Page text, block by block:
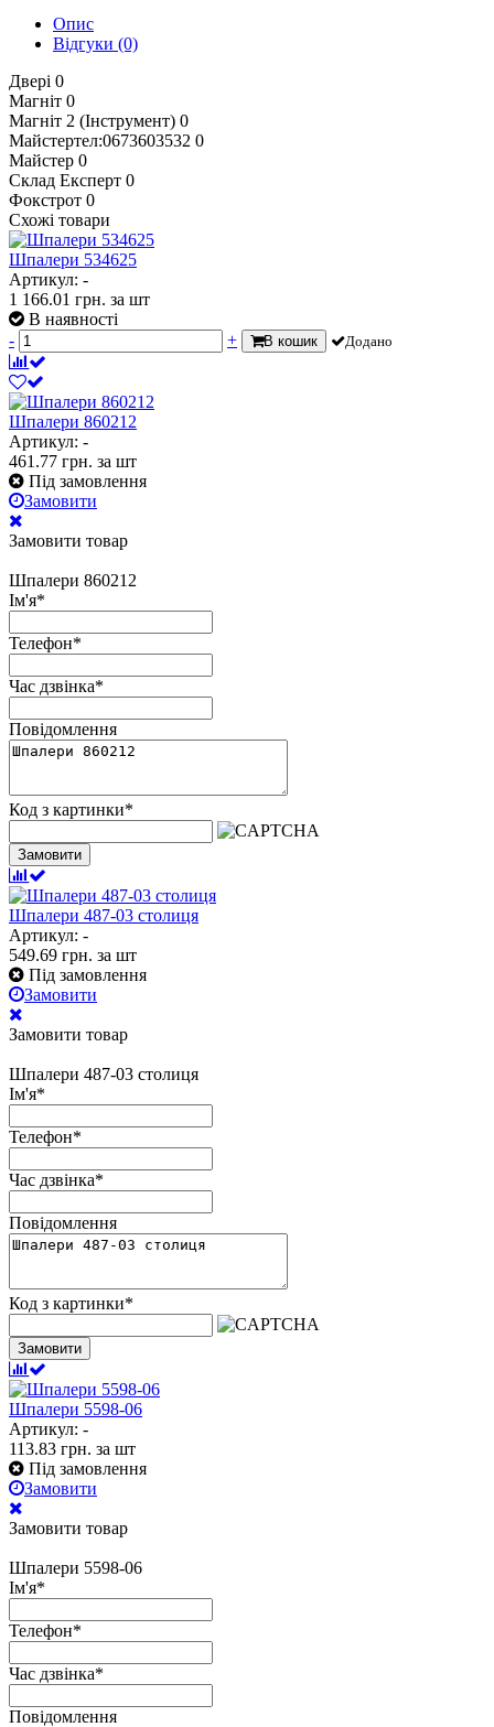
Опис
Відгуки (0)
Двері 0
Магніт 0
Магніт 2 (Інструмент) 0
Майстертел:0673603532 0
Майстер 0
Склад Експерт 0
Фокстрот 0
Схожі товари
Шпалери 534625
Артикул: -
1 166.01 грн. за шт
В наявності
-
+ В кошик Додано
Шпалери 860212
Артикул: -
461.77 грн. за шт
Під замовлення
Замовити
Замовити товар
Шпалери 860212
Ім'я*
Телефон*
Час дзвінка*
Повідомлення
Код з картинки*
Замовити
Шпалери 487-03 столиця
Артикул: -
549.69 грн. за шт
Під замовлення
Замовити
Замовити товар
Шпалери 487-03 столиця
Ім'я*
Телефон*
Час дзвінка*
Повідомлення
Код з картинки*
Замовити
Шпалери 5598-06
Артикул: -
113.83 грн. за шт
Під замовлення
Замовити
Замовити товар
Шпалери 5598-06
Ім'я*
Телефон*
Час дзвінка*
Повідомлення